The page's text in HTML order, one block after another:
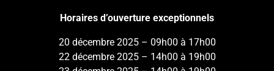
Horaires d’ouverture exceptionnels
20 décembre 2025 – 09h00 à 17h00
22 décembre 2025 – 14h00 à 19h00